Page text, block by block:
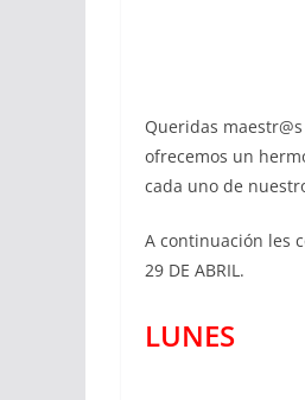
Queridas
ofrecemos un
cada uno de
A continuación les
29 DE ABRIL.
LUNES